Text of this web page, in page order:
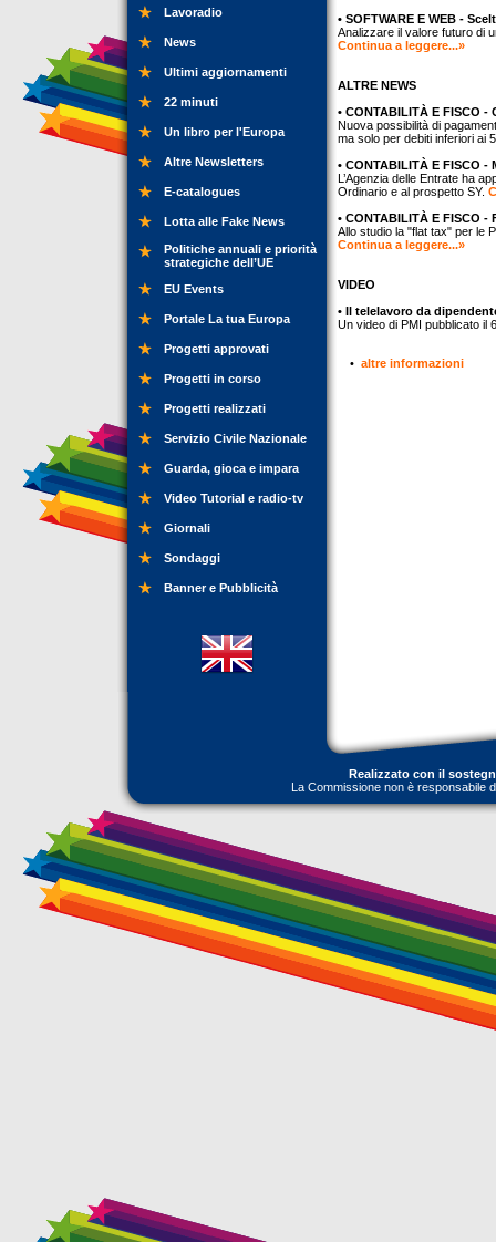
Lavoradio
News
Ultimi aggiornamenti
22 minuti
Un libro per l'Europa
Altre Newsletters
E-catalogues
Lotta alle Fake News
Politiche annuali e priorità
strategiche dell’UE
EU Events
Portale La tua Europa
Progetti approvati
Progetti in corso
Progetti realizzati
Servizio Civile Nazionale
Guarda, gioca e impara
Video Tutorial e radio-tv
Giornali
Sondaggi
Banner e Pubblicità
• SOFTWARE E WEB -
Analizzare il valore futuro di
Continua a leggere...»
ALTRE NEWS
• CONTABILITÀ E FISCO
Nuova possibilità di
ma solo per debiti inferiori ai
• CONTABILITÀ E FISCO
L’Agenzia delle Entrate ha
Ordinario e al prospetto SY.
• CONTABILITÀ E FISCO -
Allo studio la "flat tax" per le
Continua a leggere...»
VIDEO
• Il telelavoro da
Un video di PMI pubblicato il
• altre informazioni
Realizzato con il
La Commissione non è responsabile